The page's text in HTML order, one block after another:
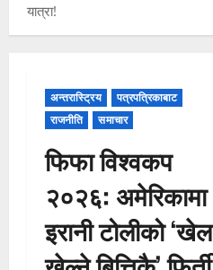
यात्रा!
अन्तरास्ट्रिय
पत्रपत्रिकाबाट
राजनीति
समाचार
फिफा विश्वकप
२०२६: अमेरिकामा
इरानी टोलीको ‘खेल